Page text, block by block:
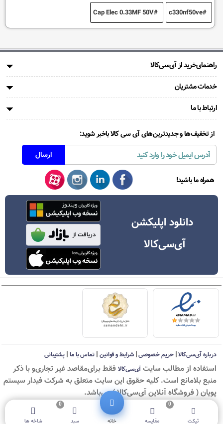
c330nf50ve
Cap Elec 0.33MF 50V
راهنمای‌خرید از آی‌سی‌کالا
خدمات مشتریان
ارتباط با ما
از تخفیف‌ها و جدیدترین‌های آی سی کالا باخبر شوید:
همراه ما باشید!
دانلود اپلیکشن
آی‌سی‌کالا
درباره آی‌سی‌کالا|حریم خصوصی|شرایط و قوانین | تماس با ما| پشتیبانی
استفاده از مطالب سايت آی‌سی‌کالا فقط برای‌مقاصد غیر تجاری‌و با ذکر
منبع بلامانع است. کليه حقوق اين سايت متعلق به شرکت فیدار سیستم
پویان ( فروشگاه آنلاین آی‌سی‌کالا ) می‌باشد.
تیکت مقایسه
0
خانه سبد
0
شاخه ها